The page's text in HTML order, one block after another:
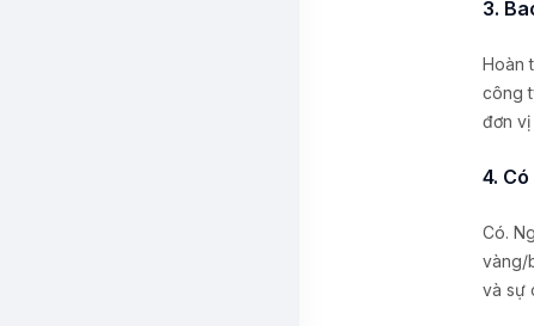
3.
Hoàn
công
đơn vị
4.
Có.
vàng/
và sự